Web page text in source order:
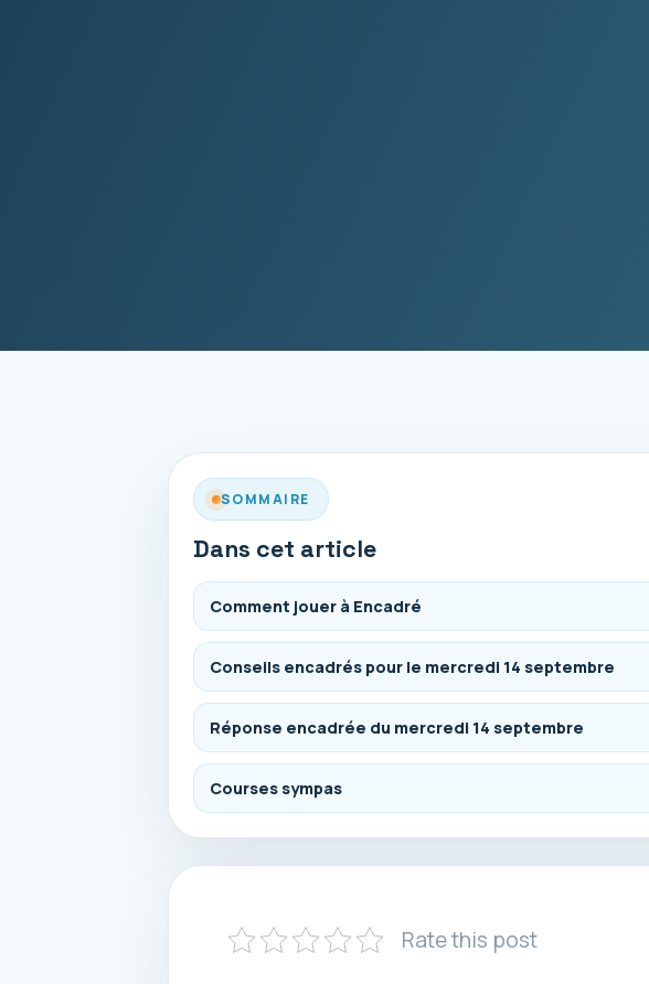
SOMMAIRE
Dans cet article
Comment jouer à Encadré
Conseils encadrés pour le mercredi 14 septembre
Réponse encadrée du mercredi 14 septembre
Courses sympas
Rate this post